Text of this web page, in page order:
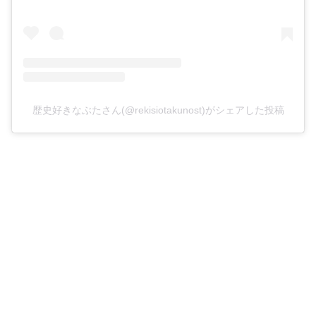
歴史好きなぶたさん(@rekisiotakunost)がシェアした投稿